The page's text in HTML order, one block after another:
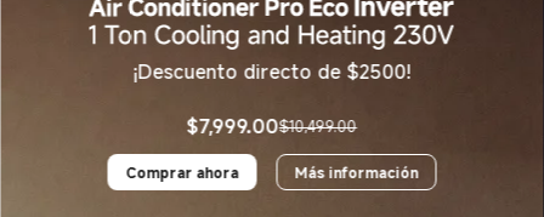
¡Descuento directo de $2500!
$7,999.00Current Price $7999
$10,499.00
Precio de comercialización $10,499.00
Comprar ahora
Más información